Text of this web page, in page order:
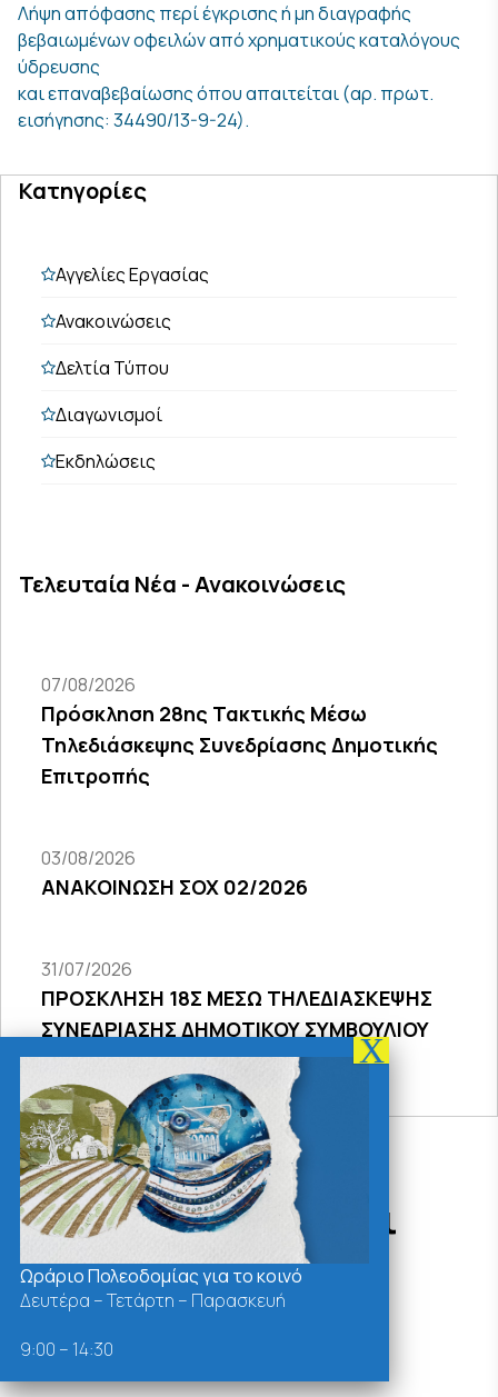
Λήψη απόφασης περί έγκρισης ή μη διαγραφής
βεβαιωμένων οφειλών από χρηματικούς καταλόγους
ύδρευσης
και επαναβεβαίωσης όπου απαιτείται (αρ. πρωτ.
εισήγησης: 34490/13-9-24).
Κατηγορίες
Αγγελίες Εργασίας
Ανακοινώσεις
Δελτία Τύπου
Διαγωνισμοί
Εκδηλώσεις
Τελευταία Νέα - Ανακοινώσεις
07/08/2026
Πρόσκληση 28ης Τακτικής Μέσω
Τηλεδιάσκεψης Συνεδρίασης Δημοτικής
Επιτροπής
03/08/2026
ΑΝΑΚΟΙΝΩΣΗ ΣΟΧ 02/2026
31/07/2026
ΠΡΟΣΚΛΗΣΗ 18Σ ΜΕΣΩ ΤΗΛΕΔΙΑΣΚΕΨΗΣ
ΣΥΝΕΔΡΙΑΣΗΣ ΔΗΜΟΤΙΚΟΥ ΣΥΜΒΟΥΛΙΟΥ
2026
Δράσεις - Χρήσιμοι
Σύνδεσμοι
Ωράριο Πολεοδομίας για το κοινό
Δευτέρα – Τετάρτη – Παρασκευή
9:00 – 14:30